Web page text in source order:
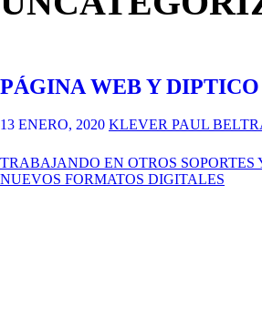
PÁGINA WEB Y
13 ENERO, 2020 KLEVER PAUL
TRABAJANDO EN OTROS SOPORTES
NUEVOS FORMATOS DIGITALES